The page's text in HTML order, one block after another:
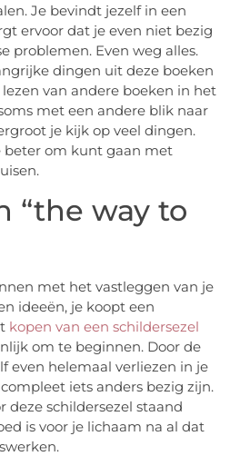
Je bevindt jezelf in een
ervoor dat je even niet bezig
problemen. Even weg alles.
dingen uit deze boeken
van andere boeken in het
met een andere blik naar
je kijk op veel dingen.
beter om kunt gaan met
“the way to
met het vastleggen van je
ideeën, je koopt een
kopen van een schildersezel
om te beginnen. Door de
even helemaal verliezen in je
iets anders bezig zijn.
deze schildersezel staand
is voor je lichaam na al dat